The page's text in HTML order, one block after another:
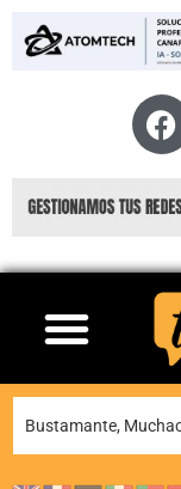
La XI Famara Total reunirá a algunos de los mejores corredores de Canarias del 13 al 15 de agosto